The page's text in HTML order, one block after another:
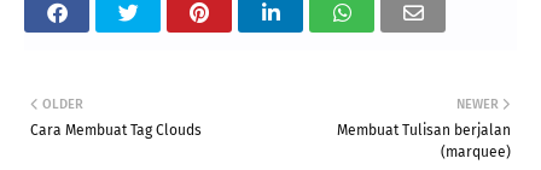
NEWER
Membuat Tulisan berjalan
(marquee)
OLDER
Cara Membuat Tag Clouds